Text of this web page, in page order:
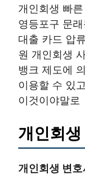
개인회생 빠
영등포구 문
대출 카드 압
원 개인회생
뱅크 제도에
이용할 수 있고
이것이야말로
개인회
개인회생 변